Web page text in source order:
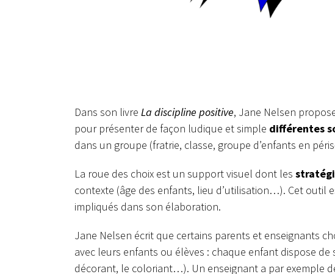
Dans son livre La discipline positive, Jane Nelsen
pour présenter de façon ludique et simple différentes
dans un groupe (fratrie, classe, groupe d’enfants en
La roue des choix est un support visuel dont les
contexte (âge des enfants, lieu d’utilisation…). Cet outil
impliqués dans son élaboration.
Jane Nelsen écrit que certains parents et enseignants
avec leurs enfants ou élèves : chaque enfant dispose
décorant, le coloriant…). Un enseignant a par exemple